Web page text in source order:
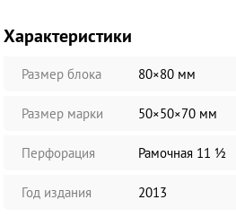
Характеристики
Размер блока 80×80 мм
Размер марки 50×50×70 мм
Перфорация Рамочная 11 ½
Год издания 2013